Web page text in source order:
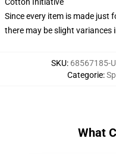
Since every item is made just
there may be slight variances
SKU: 68567185-
Categorie:
What